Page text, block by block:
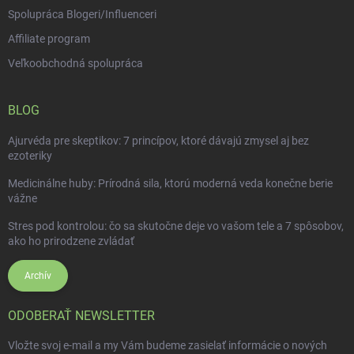
Spolupráca Blogeri/Influenceri
Affiliate program
Veľkoobchodná spolupráca
BLOG
Ajurvéda pre skeptikov: 7 princípov, ktoré dávajú zmysel aj bez
ezoteriky
Medicinálne huby: Prírodná sila, ktorú moderná veda konečne berie
vážne
Stres pod kontrolou: čo sa skutočne deje vo vašom tele a 7 spôsobov,
ako ho prirodzene zvládať
Archív
ODOBERAŤ NEWSLETTER
Vložte svoj e-mail a my Vám budeme zasielať informácie o nových